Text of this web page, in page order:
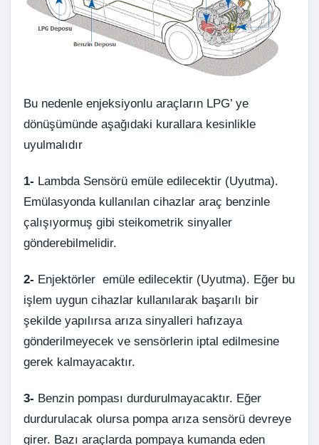
Bu nedenle enjeksiyonlu araçların LPG’ ye
dönüşümünde aşağıdaki kurallara kesinlikle
uyulmalıdır
1- Lambda Sensörü emüle edilecektir (Uyutma).
Emülasyonda kullanılan cihazlar araç benzinle
çalışıyormuş gibi steikometrik sinyaller
gönderebilmelidir.
2- Enjektörler emüle edilecektir (Uyutma). Eğer bu
işlem uygun cihazlar kullanılarak başarılı bir
şekilde yapılırsa arıza sinyalleri hafızaya
gönderilmeyecek ve sensörlerin iptal edilmesine
gerek kalmayacaktır.
3- Benzin pompası durdurulmayacaktır. Eğer
durdurulacak olursa pompa arıza sensörü devreye
girer. Bazı araçlarda pompaya kumanda eden